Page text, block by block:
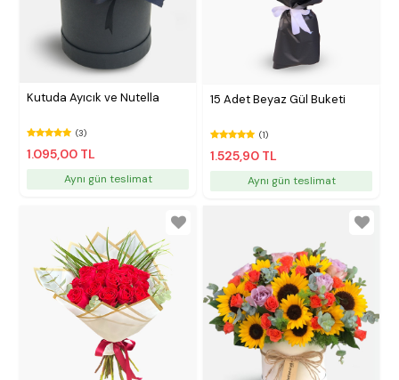
Kutuda Ayıcık ve Nutella
(3)
1.095,00 TL
Aynı gün teslimat
15 Adet Beyaz Gül Buketi
(1)
1.525,90 TL
Aynı gün teslimat